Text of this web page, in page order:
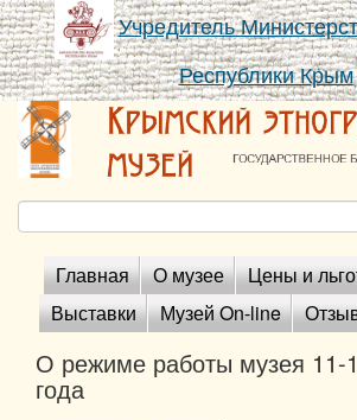
Учредитель
Республики Крым
Главная О музее Цены и
Выставки
Музей On-line
О режиме работы музея 11-
года